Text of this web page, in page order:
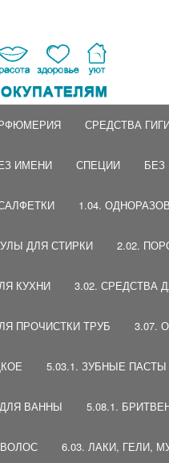
СРЕДСТВА
ИМЕНИ СПЕЦИИ
1.04.
ДЛЯ СТИРКИ 2.02.
КУХНИ 3.02. СРЕДСТВА
ПРОЧИСТКИ ТРУБ 3.07.
5.03.1. ЗУБНЫЕ
ВАННЫ 5.08.1.
ВОЛОС 6.03. ЛАКИ, ГЕЛИ,